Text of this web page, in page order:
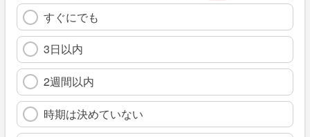
すぐにでも
3日以内
2週間以内
時期は決めていない